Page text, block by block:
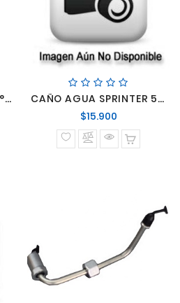
CAÑERÍA INYECCIÓN N°6 CUMMINS ISBe
CAÑO AGUA SPRINTER 515 OM651
$15.900Precio
normal